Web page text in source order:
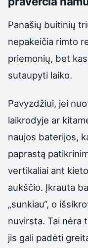
Panašių buitinių
nepakeičia rimto
priemonių, bet
sutaupyti laiko.
Pavyzdžiui, jei
laikrodyje ar
naujos baterijos,
paprastą
vertikaliai ant
aukščio. Įkrauta
„sunkiau“, o
nuvirsta. Tai nėra
jis gali padėti